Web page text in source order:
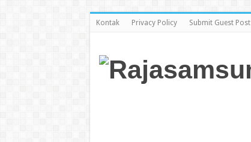
Kontak Privacy Policy Submit Guest Post